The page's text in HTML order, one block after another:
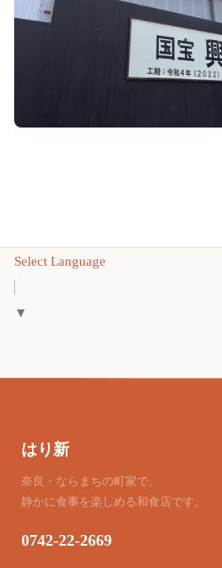
Select Language
▼
はり新
奈良・ならまちの町家で、
静かに食事を楽しめる和食店です。
0742-22-2669